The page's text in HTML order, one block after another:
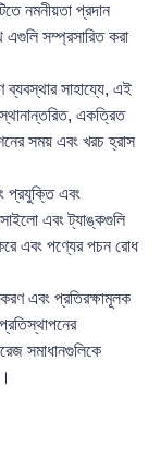
নমনীয়তা প্রদান
এগুলি সম্প্রসারিত করা
ব্যবস্থার সাহায্যে, এই
একত্রিত
সময় এবং খরচ হ্রাস
প্রযুক্তি এবং
এবং ট্যাঙ্কগুলি
এবং পণ্যের পচন রোধ
এবং প্রতিরক্ষামূলক
সমাধানগুলিকে